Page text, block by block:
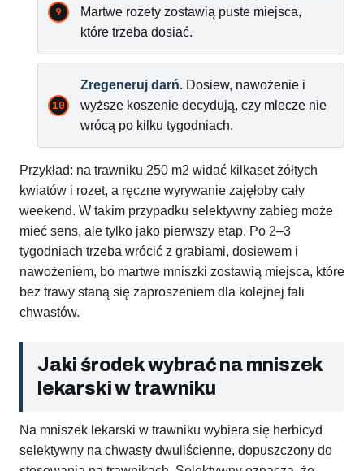
Martwe rozety zostawią puste miejsca,
które trzeba dosiać.
Zregeneruj darń. Dosiew, nawożenie i
wyższe koszenie decydują, czy mlecze nie
wrócą po kilku tygodniach.
Przykład: na trawniku 250 m2 widać kilkaset żółtych
kwiatów i rozet, a ręczne wyrywanie zajęłoby cały
weekend. W takim przypadku selektywny zabieg może
mieć sens, ale tylko jako pierwszy etap. Po 2–3
tygodniach trzeba wrócić z grabiami, dosiewem i
nawożeniem, bo martwe mniszki zostawią miejsca, które
bez trawy staną się zaproszeniem dla kolejnej fali
chwastów.
Jaki środek wybrać na mniszek
lekarski w trawniku
Na mniszek lekarski w trawniku wybiera się herbicyd
selektywny na chwasty dwuliścienne, dopuszczony do